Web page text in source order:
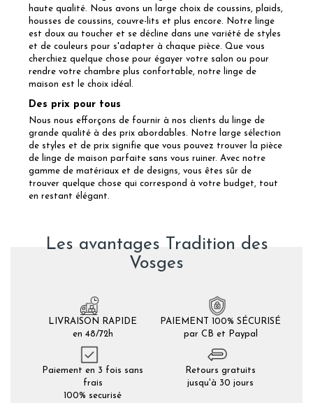
haute qualité. Nous avons un large choix de coussins, plaids,
housses de coussins, couvre-lits et plus encore. Notre linge
est doux au toucher et se décline dans une variété de styles
et de couleurs pour s'adapter à chaque pièce. Que vous
cherchiez quelque chose pour égayer votre salon ou pour
rendre votre chambre plus confortable, notre linge de
maison est le choix idéal.
Des prix pour tous
Nous nous efforçons de fournir à nos clients du linge de
grande qualité à des prix abordables. Notre large sélection
de styles et de prix signifie que vous pouvez trouver la pièce
de linge de maison parfaite sans vous ruiner. Avec notre
gamme de matériaux et de designs, vous êtes sûr de
trouver quelque chose qui correspond à votre budget, tout
en restant élégant.
Les avantages Tradition des
Vosges
LIVRAISON RAPIDE
en 48/72h
PAIEMENT 100% SÉCURISÉ
par CB et Paypal
Paiement en 3 fois sans
frais
100% securisé
Retours gratuits
jusqu'à 30 jours